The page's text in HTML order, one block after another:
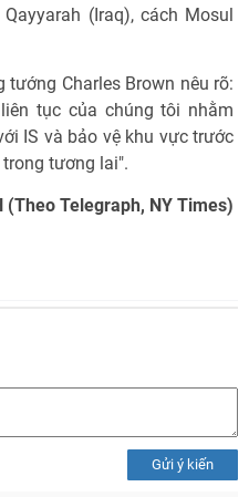
(Iraq), cách Mosul
tướng Charles Brown nêu rõ:
tục của chúng tôi nhằm
IS và bảo vệ khu vực trước
tương lai".
(Theo Telegraph, NY Times)
Gửi ý kiến